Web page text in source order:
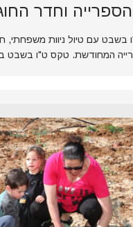
הספרייה וחדר
בשבט עם טיול ניוות משפחתי,
המחודשת. טקס ט"ו בשבט